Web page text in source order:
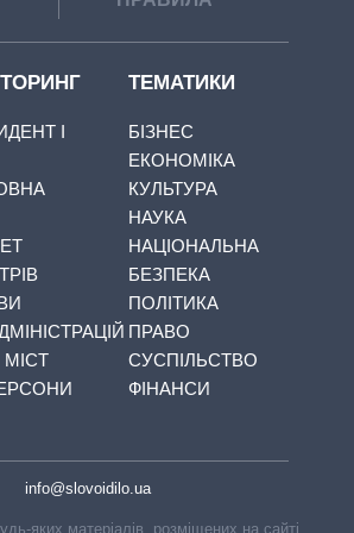
І
ТЕМАТИКИ
БІЗНЕС
ЕКОНОМІКА
КУЛЬТУРА
НАУКА
НАЦІОНАЛЬНА
БЕЗПЕКА
ПОЛІТИКА
ПРАВО
СУСПІЛЬСТВО
ФІНАНСИ
info@slovoidilo.ua
яких матеріалів, розміщених на сайті,